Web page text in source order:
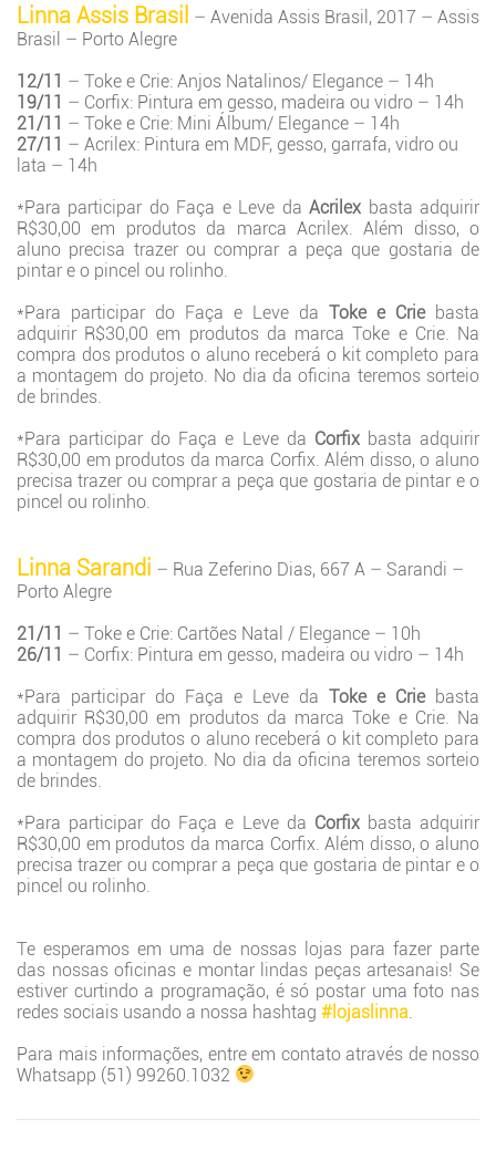
Linna Assis Brasil – Avenida Assis Brasil, 2017 – Assis
Brasil – Porto Alegre
12/11 – Toke e Crie: Anjos Natalinos/ Elegance – 14h
19/11 – Corfix: Pintura em gesso, madeira ou vidro – 14h
21/11 – Toke e Crie: Mini Álbum/ Elegance – 14h
27/11 – Acrilex: Pintura em MDF, gesso, garrafa, vidro ou
lata – 14h
*Para participar do Faça e Leve daAcrilex basta adquirir
R$30,00 em produtos da marca Acrilex. Além disso, o
aluno precisa trazer ou comprar a peça que gostaria de
pintar e o pincel ou rolinho.
*Para participar do Faça e Leve da Toke e Criebasta
adquirir R$30,00 em produtos da marca Toke e Crie. Na
compra dos produtos o aluno receberá o kit completo para
a montagem do projeto. No dia da oficina teremos sorteio
de brindes.
*Para participar do Faça e Leve da Corfixbasta adquirir
R$30,00 em produtos da marca Corfix. Além disso, o aluno
precisa trazer ou comprar a peça que gostaria de pintar e o
pincel ou rolinho.
Linna Sarandi – Rua Zeferino Dias, 667 A – Sarandi –
Porto Alegre
21/11 – Toke e Crie: Cartões Natal / Elegance – 10h
26/11 – Corfix: Pintura em gesso, madeira ou vidro – 14h
*Para participar do Faça e Leve da Toke e Criebasta
adquirir R$30,00 em produtos da marca Toke e Crie. Na
compra dos produtos o aluno receberá o kit completo para
a montagem do projeto. No dia da oficina teremos sorteio
de brindes.
*Para participar do Faça e Leve da Corfixbasta adquirir
R$30,00 em produtos da marca Corfix. Além disso, o aluno
precisa trazer ou comprar a peça que gostaria de pintar e o
pincel ou rolinho.
Te esperamos em uma de nossas lojas para fazer parte
das nossas oficinas e montar lindas peças artesanais! Se
estiver curtindo a programação, é só postar uma foto nas
redes sociais usando a nossa hashtag #lojaslinna
Para mais informações, entre em contato através de nosso
Whatsapp (51) 99260.1032